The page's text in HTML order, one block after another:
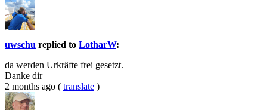
uwschu replied to LotharW:
da werden Urkräfte frei gesetzt.
Danke dir
2 months ago ( translate )